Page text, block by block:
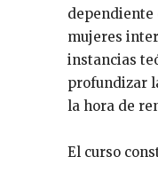
dependiente
mujeres
instancias
profundizar
la hora de
El curso